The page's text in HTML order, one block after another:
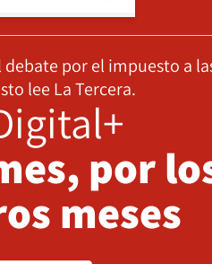
por el impuesto a
lee La Tercera.
por
meses